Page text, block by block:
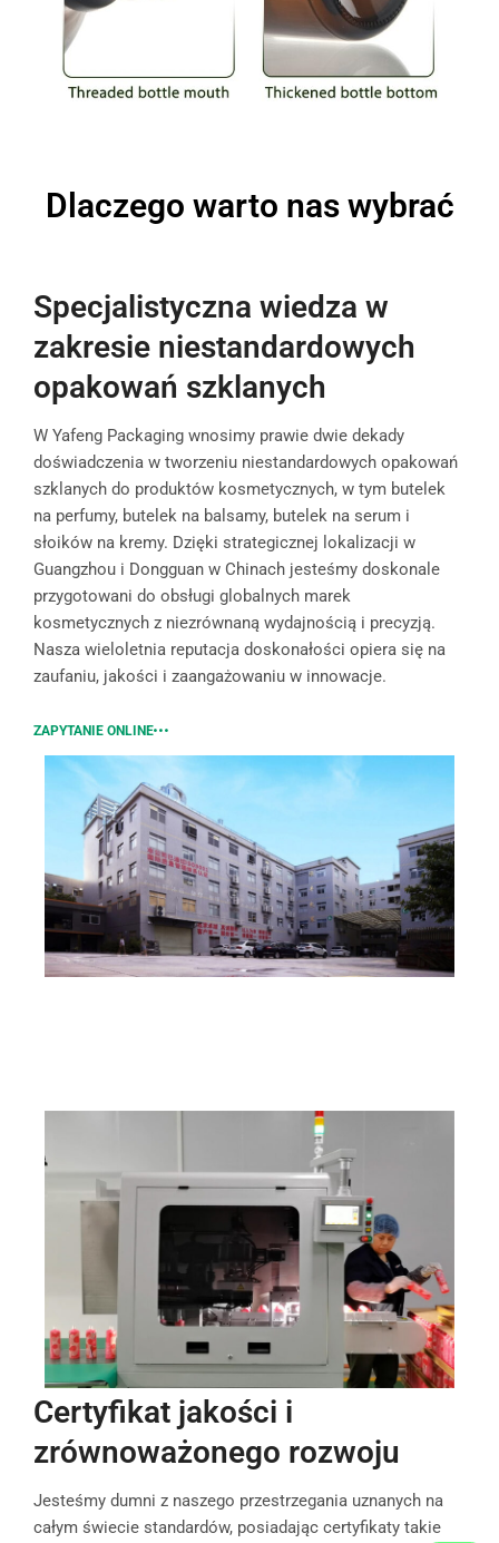
Dlaczego warto nas wybrać
Specjalistyczna wiedza w
zakresie niestandardowych
opakowań szklanych
W Yafeng Packaging wnosimy prawie dwie dekady
doświadczenia w tworzeniu niestandardowych opakowań
szklanych do produktów kosmetycznych, w tym butelek
na perfumy, butelek na balsamy, butelek na serum i
słoików na kremy. Dzięki strategicznej lokalizacji w
Guangzhou i Dongguan w Chinach jesteśmy doskonale
przygotowani do obsługi globalnych marek
kosmetycznych z niezrównaną wydajnością i precyzją.
Nasza wieloletnia reputacja doskonałości opiera się na
zaufaniu, jakości i zaangażowaniu w innowacje.
ZAPYTANIE ONLINE
Certyfikat jakości i
zrównoważonego rozwoju
Jesteśmy dumni z naszego przestrzegania uznanych na
całym świecie standardów, posiadając certyfikaty takie